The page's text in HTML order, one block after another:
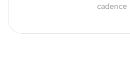
cadence